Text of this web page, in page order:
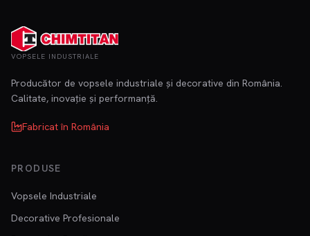
VOPSELE INDUSTRIALE
Producător de vopsele industriale și decorative din România.
Calitate, inovație și performanță.
Fabricat în România
PRODUSE
Vopsele Industriale
Decorative Profesionale